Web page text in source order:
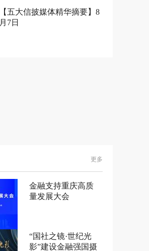
【五大信披媒体精华摘要】8
月7日
更多
金融支持重庆高质
量发展大会
“国社之镜·世纪光
影”建设金融强国摄